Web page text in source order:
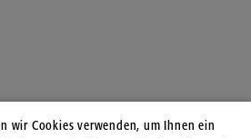
wir Cookies verwenden, um Ihnen ein